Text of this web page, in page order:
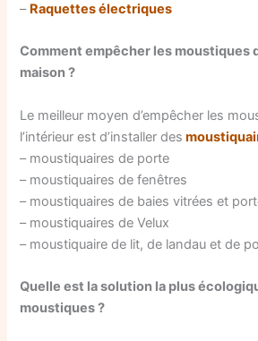
– Raquettes électriques
Comment empêcher les moustiques
maison ?
Le meilleur moyen d’empêcher les
l’intérieur est d’installer des
– moustiquaires de porte
– moustiquaires de fenêtres
– moustiquaires de baies vitrées et
– moustiquaires de Velux
– moustiquaire de lit, de landau et de
Quelle est la solution la plus
moustiques ?